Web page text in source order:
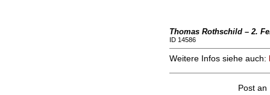
Thomas Rothschild – 2.
ID 14586
Weitere Infos siehe auch:
Post an